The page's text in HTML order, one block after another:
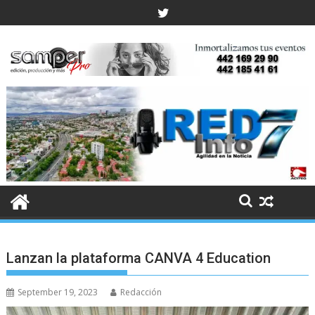
to
Lanzan la plataforma CANVA 4 Education
September 19, 2023 Redacción